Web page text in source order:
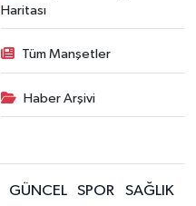
Haritası
Tüm Manşetler
Haber Arşivi
GÜNCEL SPOR SAĞLIK